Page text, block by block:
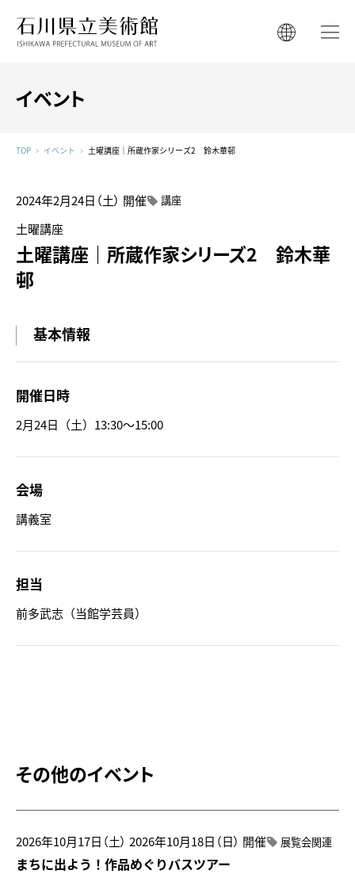
繁體中文
イベント
TOP イベント 土曜講座｜所蔵作家シリーズ2 鈴木華邨
2024年2月24日（土） 開催 講座
土曜講座
土曜講座｜所蔵作家シリーズ2 鈴木華
邨
基本情報
開催日時
2月24日（土）13:30～15:00
会場
講義室
担当
前多武志（当館学芸員）
その他のイベント
2026年10月17日（土） 2026年10月18日（日） 開催 展覧会関連
まちに出よう！作品めぐりバスツアー
トピックス
画像利用について
オンラインポリシー
館
石川県文化財保存修復工房
简体中文
繁體中文